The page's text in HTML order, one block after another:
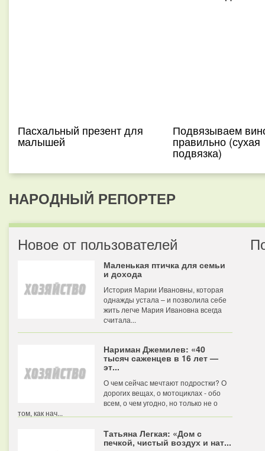
Пасхальный презент для
малышей
Подвязываем
правильно (сухая
подвязка)
НАРОДНЫЙ РЕПОРТЕР
Новое от пользователей
Маленькая птичка для семьи
и дохода
История Марии Ивановны, которая
однажды устала – и позволила себе
жить легче Мария Ивановна всегда
считала...
Нариман Джемилев: «40
тысяч саженцев в 16 лет —
эт...
О чем сейчас мечтают подростки? О
дорогих вещах, о мотоциклах - обо
всем, о чем угодно, но только не о
том, как нач...
Татьяна Легкая: «Дом с
печкой, чистый воздух и нат...